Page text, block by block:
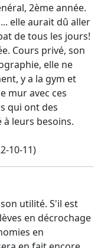
2ème année.
elle aurait dû aller
de tous les jours!
Cours privé, son
elle ne
y a la gym et
mur avec ces
qui ont des
leurs besoins.
10-11)
utilité. S'il est
en décrochage
en